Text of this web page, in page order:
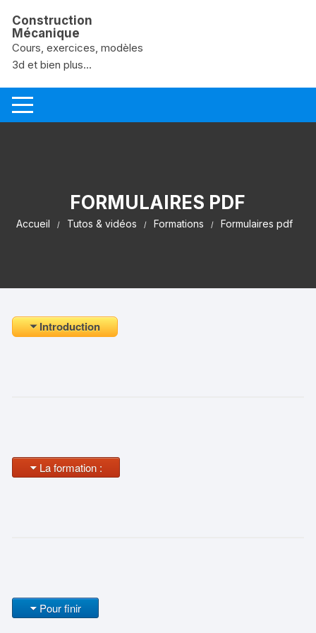
Construction
Mécanique
Cours, exercices, modèles
3d et bien plus...
FORMULAIRES PDF
Accueil Tutos & vidéos Formations Formulaires pdf
Introduction
La formation :
Pour finir